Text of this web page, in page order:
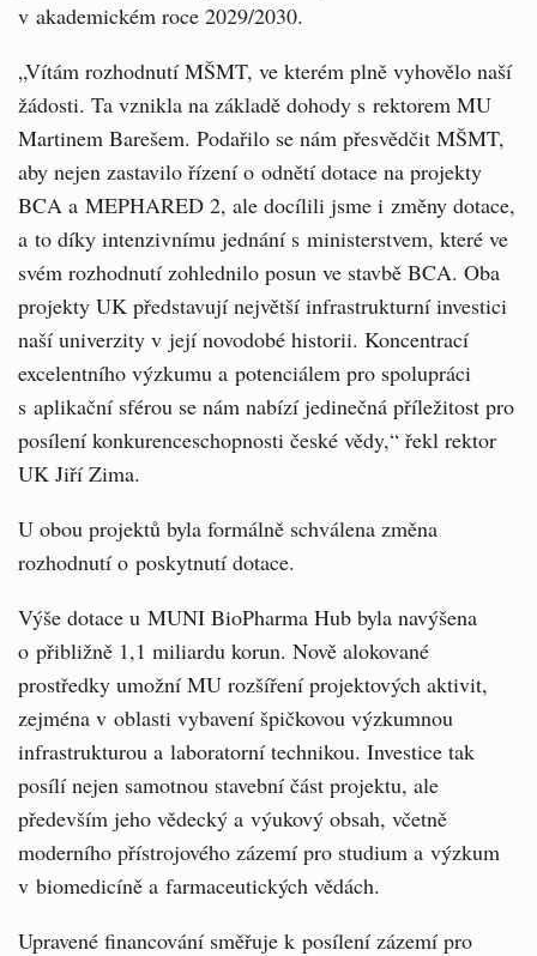
v akademickém roce 2029/2030.
„Vítám rozhodnutí MŠMT, ve kterém plně vyhovělo naší
žádosti. Ta vznikla na základě dohody s rektorem MU
Martinem Barešem. Podařilo se nám přesvědčit MŠMT,
aby nejen zastavilo řízení o odnětí dotace na projekty
BCA a MEPHARED 2, ale docílili jsme i změny dotace,
a to díky intenzivnímu jednání s ministerstvem, které ve
svém rozhodnutí zohlednilo posun ve stavbě BCA. Oba
projekty UK představují největší infrastrukturní investici
naší univerzity v její novodobé historii. Koncentrací
excelentního výzkumu a potenciálem pro spolupráci
s aplikační sférou se nám nabízí jedinečná příležitost pro
posílení konkurenceschopnosti české vědy,“ řekl rektor
UK Jiří Zima.
U obou projektů byla formálně schválena změna
rozhodnutí o poskytnutí dotace.
Výše dotace u MUNI BioPharma Hub byla navýšena
o přibližně 1,1 miliardu korun. Nově alokované
prostředky umožní MU rozšíření projektových aktivit,
zejména v oblasti vybavení špičkovou výzkumnou
infrastrukturou a laboratorní technikou. Investice tak
posílí nejen samotnou stavební část projektu, ale
především jeho vědecký a výukový obsah, včetně
moderního přístrojového zázemí pro studium a výzkum
v biomedicíně a farmaceutických vědách.
Upravené financování směřuje k posílení zázemí pro